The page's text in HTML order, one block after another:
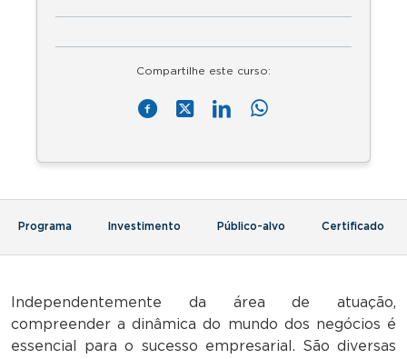
Compartilhe este curso:
Programa Investimento Público-alvo Certificado
Independentemente da área de atuação,
compreender a dinâmica do mundo dos negócios é
essencial para o sucesso empresarial. São diversas